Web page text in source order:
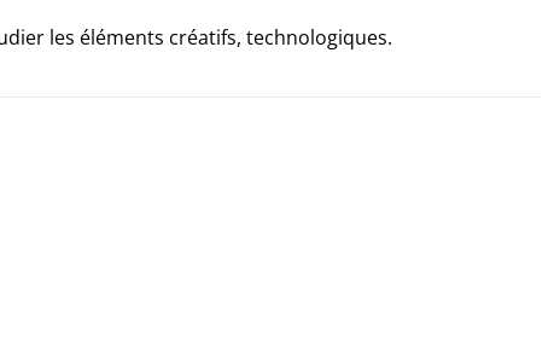
les éléments créatifs, technologiques.